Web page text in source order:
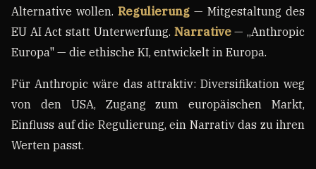
Alternative wollen. Regulierung — Mitgestaltung des
EU AI Act statt Unterwerfung. Narrative— „Anthropic
Europa" — die ethische KI, entwickelt in Europa.
Für Anthropic wäre das attraktiv: Diversifikation weg
von den USA, Zugang zum europäischen Markt,
Einfluss auf die Regulierung, ein Narrativ das zu ihren
Werten passt.